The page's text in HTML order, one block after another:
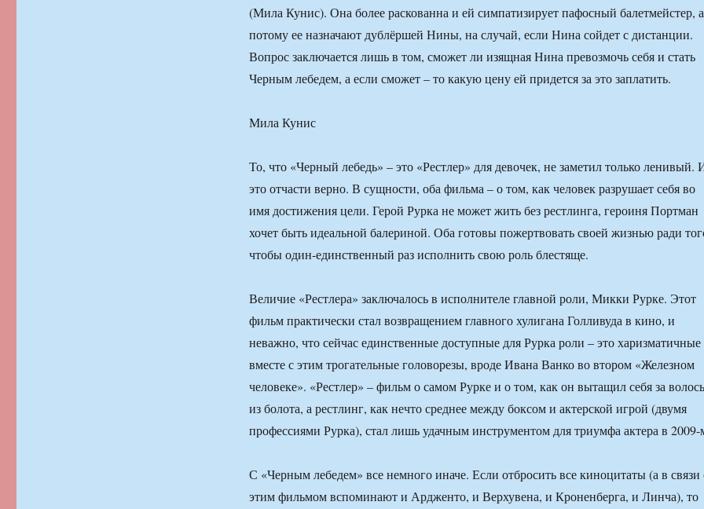
(Мила Кунис). Она более раскованна и ей симпатизирует пафосный балетмейстер, а
потому ее назначают дублёршей Нины, на случай, если Нина сойдет с дистанции.
Вопрос заключается лишь в том, сможет ли изящная Нина превозмочь себя и стать
Черным лебедем, а если сможет – то какую цену ей придется за это заплатить.
Мила Кунис
То, что «Черный лебедь» – это «Рестлер» для девочек, не заметил только ленивый.
это отчасти верно. В сущности, оба фильма – о том, как человек разрушает себя во
имя достижения цели. Герой Рурка не может жить без рестлинга, героиня Портман
хочет быть идеальной балериной. Оба готовы пожертвовать своей жизнью ради
чтобы один-единственный раз исполнить свою роль блестяще.
Величие «Рестлера» заключалось в исполнителе главной роли, Микки Рурке. Этот
фильм практически стал возвращением главного хулигана Голливуда в кино, и
неважно, что сейчас единственные доступные для Рурка роли – это
вместе с этим трогательные головорезы, вроде Ивана Ванко во втором «Железном
человеке». «Рестлер» – фильм о самом Рурке и о том, как он вытащил себя за
из болота, а рестлинг, как нечто среднее между боксом и актерской игрой (двумя
профессиями Рурка), стал лишь удачным инструментом для триумфа актера в
С «Черным лебедем» все немного иначе. Если отбросить все киноцитаты (а в связи
этим фильмом вспоминают и Ардженто, и Верхувена, и Кроненберга, и Линча), то